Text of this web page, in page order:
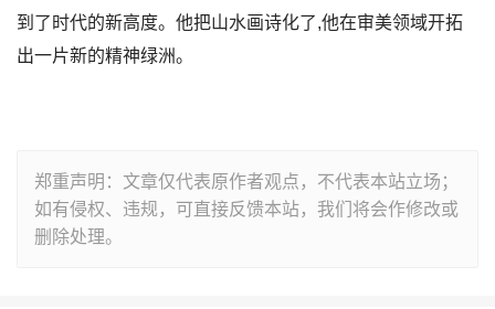
到了时代的新高度。他把山水画诗化了,他在审美领域开拓
出一片新的精神绿洲。
郑重声明：文章仅代表原作者观点，不代表本站立场；
如有侵权、违规，可直接反馈本站，我们将会作修改或
删除处理。